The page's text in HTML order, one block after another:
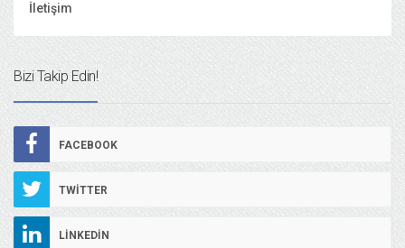
İletişim
Bizi Takip Edin!
FACEBOOK
TWITTER
LINKEDIN